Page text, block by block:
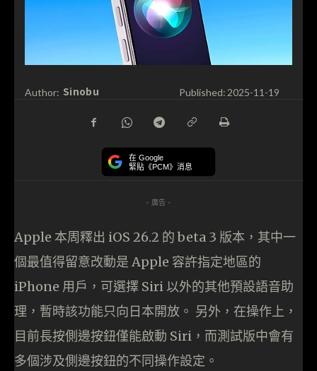
Author: Sinobu Published: 2025-11-19
在 Google
緊貼《PCM》消息
- 廣告 -
Apple 本周釋出 iOS 26.2 的 beta 3 版本，其中一
個最值得留意改動是 Apple 容許指定地區的
iPhone 用戶，可選擇 Siri 以外的其他預設語音助
理，暫時該功能只向日本開放。 另外，在操作上，
目前長按側邊按鈕僅能啟動 Siri，而測試版中會有
多個涉及側邊按鈕的不同操作設定。